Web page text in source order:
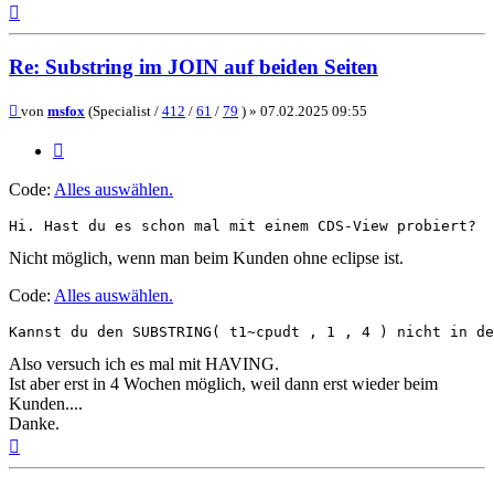
Re: Substring im JOIN auf beiden Seiten
Beitrag
von msfox (Specialist / 412 / 61 / 79 ) » 07.02.2025 09:55
Code: Alles auswählen.
Hi. Hast du es schon mal mit einem CDS-View probiert?
Nicht möglich, wenn man beim Kunden ohne eclipse ist.
Code: Alles auswählen.
Kannst du den SUBSTRING( t1~cpudt , 1 , 4 ) nicht in
Also versuch ich es mal mit HAVING.
Ist aber erst in 4 Wochen möglich, weil dann erst wieder beim
Kunden....
Danke.